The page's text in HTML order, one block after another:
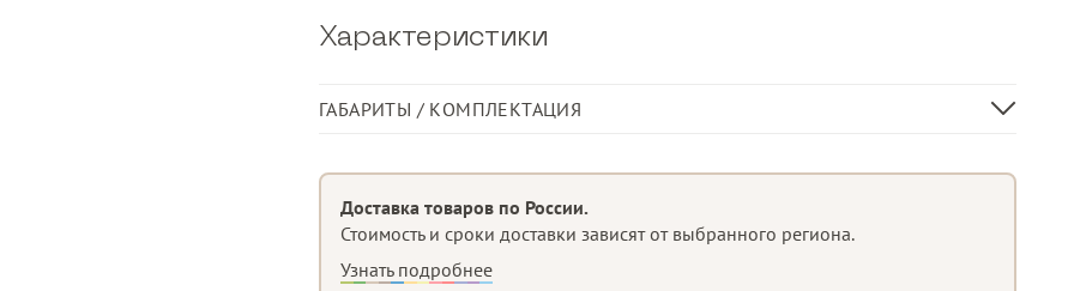
Характеристики
ГАБАРИТЫ / КОМПЛЕКТАЦИЯ
Длина, мм
Доставка товаров по России.
Стоимость и сроки доставки зависят от выбранного региона.
Узнать подробнее